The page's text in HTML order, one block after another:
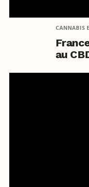
CANNABIS
au